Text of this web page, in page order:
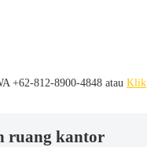
+62-812-8900-4848 atau Klik
ruang kantor